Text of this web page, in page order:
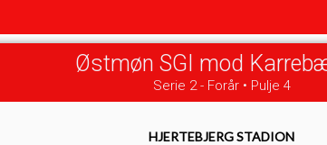
Østmøn SGI mod
Serie 2 - Forår • Pulje 4
HJERTEBJERG STADION